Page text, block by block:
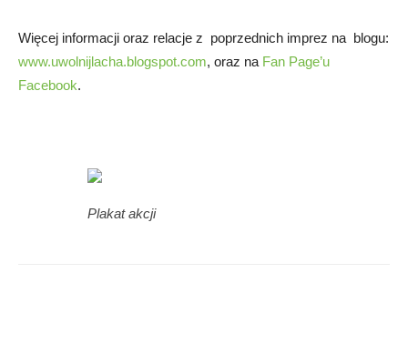
Więcej informacji oraz relacje z poprzednich imprez na blogu:
www.uwolnijlacha.blogspot.com, oraz na Fan Page’u
Facebook.
Plakat akcji